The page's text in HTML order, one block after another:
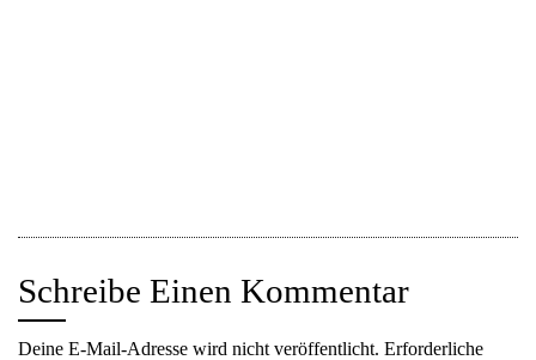
Schreibe Einen Kommentar
Deine E-Mail-Adresse wird nicht veröffentlicht. Erforderliche